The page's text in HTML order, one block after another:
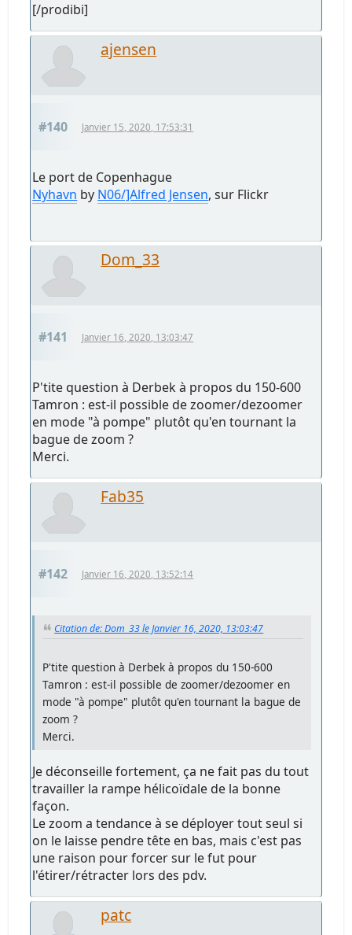
[/prodibi]
ajensen
#140 Janvier 15, 2020, 17:53:31
Le port de Copenhague
Nyhavn by N06/]Alfred Jensen, sur Flickr
Dom_33
#141 Janvier 16, 2020, 13:03:47
P'tite question à Derbek à propos du 150-600
Tamron : est-il possible de zoomer/dezoomer
en mode "à pompe" plutôt qu'en tournant la
bague de zoom ?
Merci.
Fab35
#142 Janvier 16, 2020, 13:52:14
Citation de: Dom_33 le Janvier 16, 2020, 13:03:47
P'tite question à Derbek à propos du 150-600
Tamron : est-il possible de zoomer/dezoomer en
mode "à pompe" plutôt qu'en tournant la bague de
zoom ?
Merci.
Je déconseille fortement, ça ne fait pas du tout
travailler la rampe hélicoïdale de la bonne
façon.
Le zoom a tendance à se déployer tout seul si
on le laisse pendre tête en bas, mais c'est pas
une raison pour forcer sur le fut pour
l'étirer/rétracter lors des pdv.
patc